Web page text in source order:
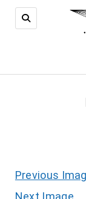
Previous
Next Image